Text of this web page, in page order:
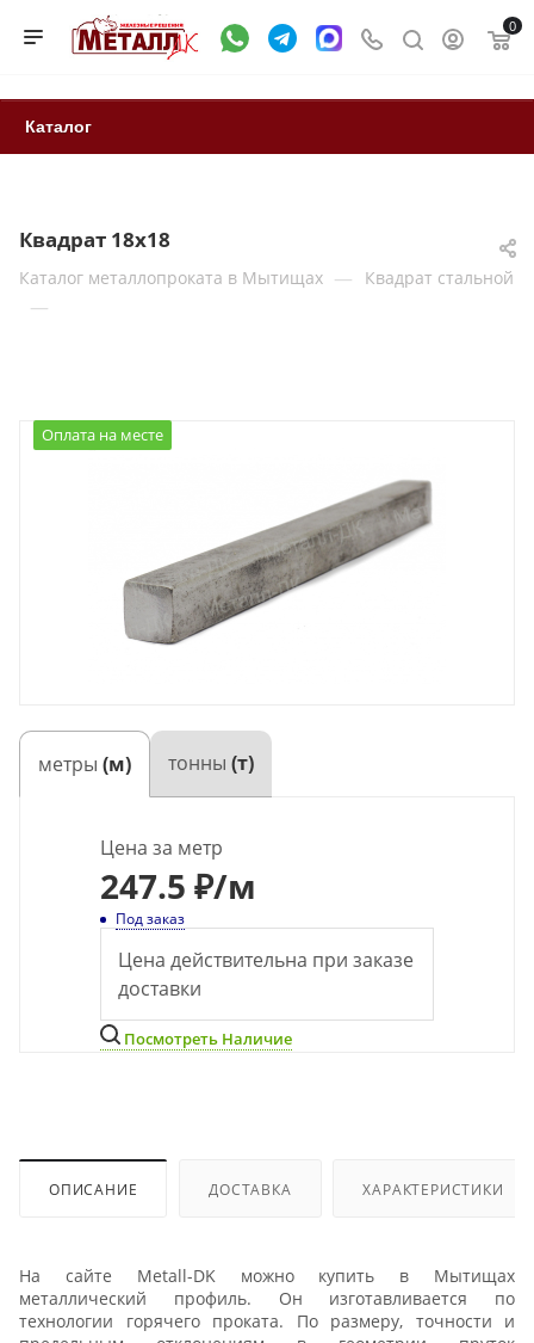
0
Каталог
Квадрат 18х18
Каталог металлопроката в Мытищах — Квадрат стальной
—
Оплата на месте
метры (м) тонны (т)
Цена за метр
247.5 ₽/м
Под заказ
Цена действительна при заказе
доставки
Посмотреть Наличие
ОПИСАНИЕ ДОСТАВКА ХАРАКТЕРИСТИКИ
На сайте Metall-DK можно купить в Мытищах
металлический профиль. Он изготавливается по
технологии горячего проката. По размеру, точности и